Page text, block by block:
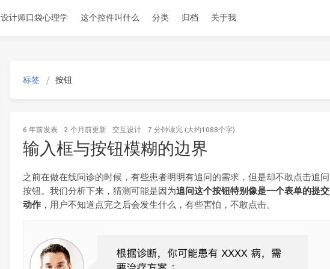
设计师口袋心理学 这个控件叫什么 分类 归档 关于我
标签 按钮
6 年前发表 2 个月前更新 交互设计 7 分钟读完 (大约1088个字)
输入框与按钮模糊的边界
之前在做在线问诊的时候，有些患者明明有追问的需求，但是却不敢点击追问
按钮。我们分析下来，猜测可能是因为追问这个按钮特别像是一个表单的提交
动作 ，用户不知道点完之后会发生什么，有些害怕，不敢点击。